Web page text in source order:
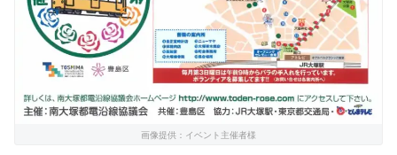
画像提供：イベント主催者様